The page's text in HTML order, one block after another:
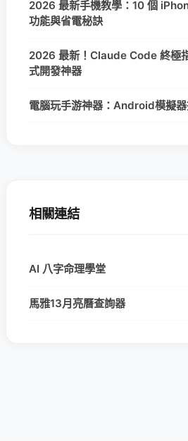
2026 最新手機教學：10 個
功能與省電秘訣
2026 最新！Claude Code 終極
式開發神器
電腦玩手游神器：Android模擬
相關連結
AI 八字命理學堂
馬雅13月亮曆查詢器